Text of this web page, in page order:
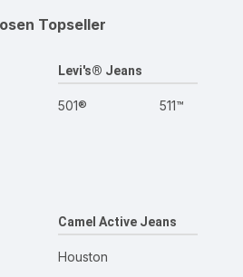
Topseller
Levi's® Jeans
501® 511™
Camel Active Jeans
Houston